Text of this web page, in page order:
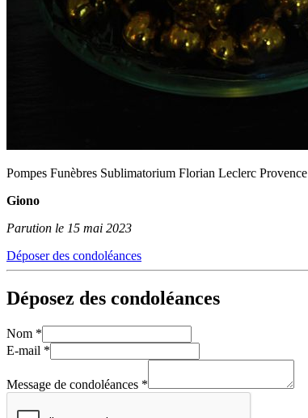
Pompes Funèbres Sublimatorium Florian Leclerc Provence
Giono
Parution le 15 mai 2023
Déposer des condoléances
Déposez des condoléances
Nom *
E-mail *
Message de condoléances *